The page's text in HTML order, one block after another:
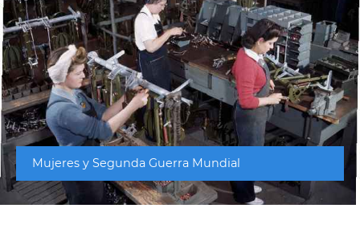
Mujeres y Segunda Guerra Mundial